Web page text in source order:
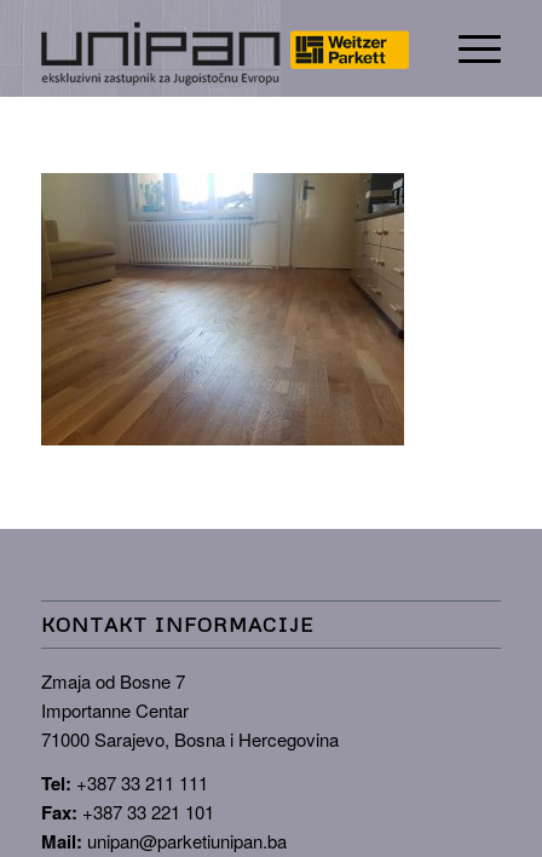
KONTAKT INFORMACIJE
Zmaja od Bosne 7
Importanne Centar
71000 Sarajevo, Bosna i Hercegovina
Tel: +387 33 211 111
Fax: +387 33 221 101
Mail: unipan@parketiunipan.ba